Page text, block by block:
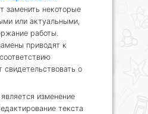
заменить некоторые
или актуальными,
работы.
приводят к
свидетельствовать о
изменение
текста